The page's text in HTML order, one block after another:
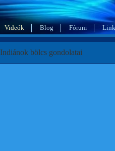
Videók Blog Fórum
Indiánok bölcs gondolatai